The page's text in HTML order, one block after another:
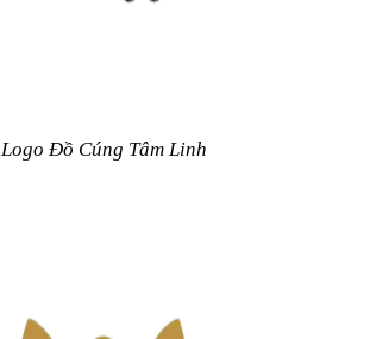
Logo Đồ Cúng Tâm Linh